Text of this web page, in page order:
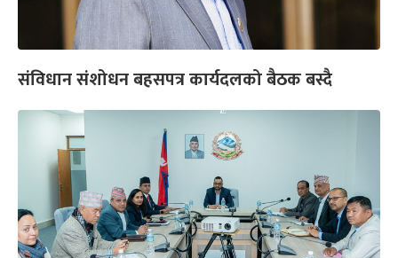
संविधान संशोधन बहसपत्र कार्यदलको बैठक बस्दै